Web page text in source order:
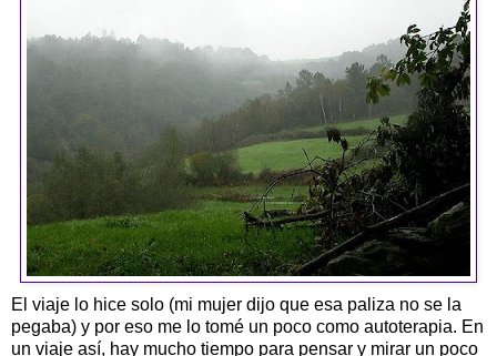
El viaje lo hice solo (mi mujer dijo que esa paliza no se la
pegaba) y por eso me lo tomé un poco como autoterapia. En
un viaje así, hay mucho tiempo para pensar y mirar un poco